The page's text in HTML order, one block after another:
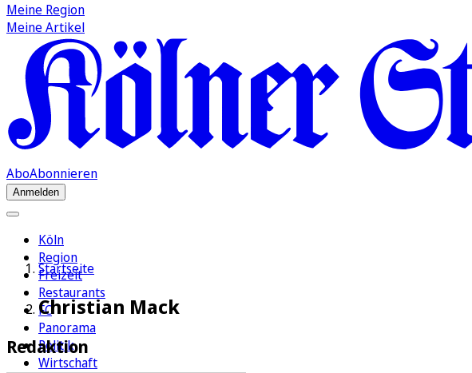
Meine Region
Meine Artikel
AboAbonnieren
Anmelden
Köln
Region
Freizeit
Restaurants
FC
Panorama
Politik
Wirtschaft
Startseite
Christian Mack
Redaktion